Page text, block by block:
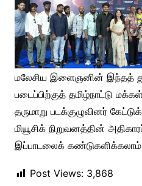
மலேசிய இளைஞனின் இந்தத்
படைப்பிற்குத் தமிழ்நாட்டு
தருமாறு படக்குழுவினர்
மியூசிக் நிறுவனத்தின்
இப்பாடலைக்
Post Views: 3,868